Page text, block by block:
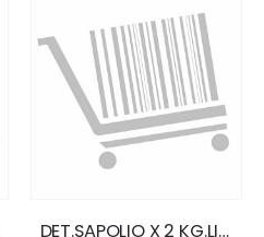
DET.SAPOLIO X 2 KG.LIMON